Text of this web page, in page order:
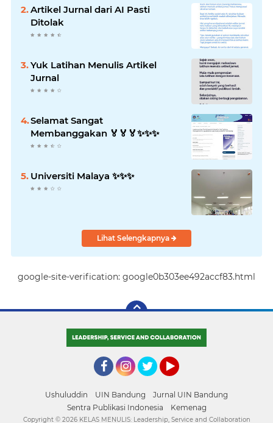
Artikel Jurnal dari AI Pasti
Ditolak
Yuk Latihan Menulis Artikel
Jurnal
Selamat Sangat
Membanggakan 🏅🏅🏅✨️✨️✨️
Universiti Malaya ✨️✨️✨️
Lihat Selengkapnya
google-site-verification: google0b303ee492accf83.html
Ushuluddin UIN Bandung
Jurnal UIN Bandung
Sentra Publikasi Indonesia
Kemenag
Copyright © 2026 KELAS MENULIS: Leadership, Service and Collaboration